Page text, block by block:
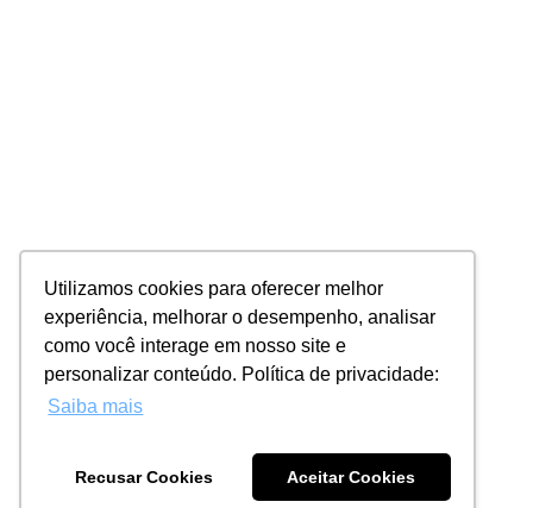
Utilizamos cookies para oferecer melhor
experiência, melhorar o desempenho, analisar
como você interage em nosso site e
personalizar conteúdo. Política de privacidade:
Saiba mais
Recusar Cookies Aceitar Cookies